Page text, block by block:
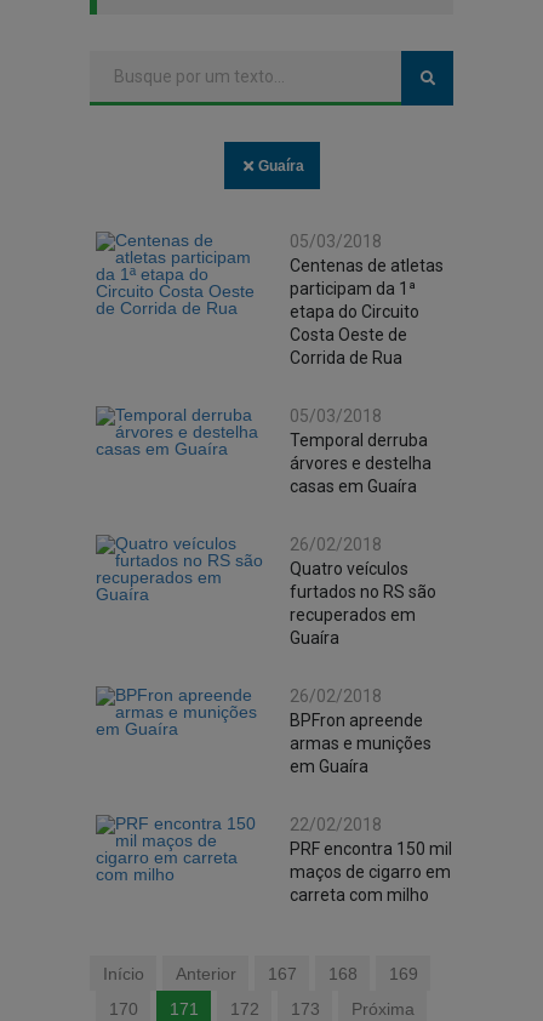
Guaíra
05/03/2018
Centenas de atletas
participam da 1ª
etapa do Circuito
Costa Oeste de
Corrida de Rua
05/03/2018
Temporal derruba
árvores e destelha
casas em Guaíra
26/02/2018
Quatro veículos
furtados no RS são
recuperados em
Guaíra
26/02/2018
BPFron apreende
armas e munições
em Guaíra
22/02/2018
PRF encontra 150 mil
maços de cigarro em
carreta com milho
Início Anterior 167 168
169
170
171 172 173 Próxima